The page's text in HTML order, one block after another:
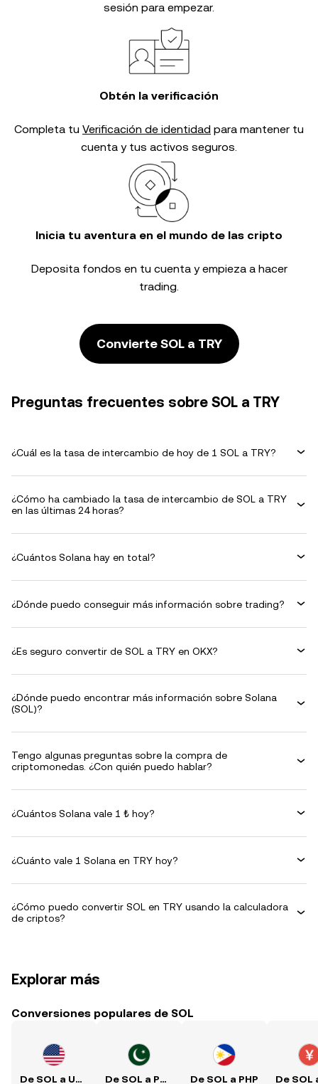
sesión para empezar.
Obtén la verificación
Completa tu Verificación de identidad para mantener tu
cuenta y tus activos seguros.
Inicia tu aventura en el mundo de las cripto
Deposita fondos en tu cuenta y empieza a hacer
trading.
Convierte SOL a TRY
Preguntas frecuentes sobre SOL a TRY
¿Cuál es la tasa de intercambio de hoy de 1 SOL a TRY?
¿Cómo ha cambiado la tasa de intercambio de SOL a TRY
en las últimas 24 horas?
¿Cuántos Solana hay en total?
¿Dónde puedo conseguir más información sobre trading?
¿Es seguro convertir de SOL a TRY en OKX?
¿Dónde puedo encontrar más información sobre Solana
(SOL)?
Tengo algunas preguntas sobre la compra de
criptomonedas. ¿Con quién puedo hablar?
¿Cuántos Solana vale 1 ₺ hoy?
¿Cuánto vale 1 Solana en TRY hoy?
¿Cómo puedo convertir SOL en TRY usando la calculadora
de criptos?
Explorar más
Conversiones populares de SOL
De SOL a USD De SOL a PKR De SOL a PHP